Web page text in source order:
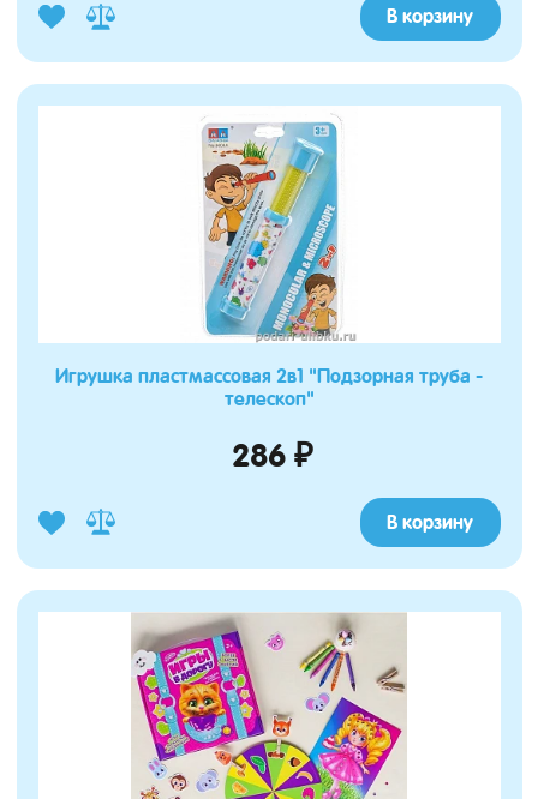
В корзину
Игрушка пластмассовая 2в1 "Подзорная труба -
телескоп"
286 ₽
В корзину